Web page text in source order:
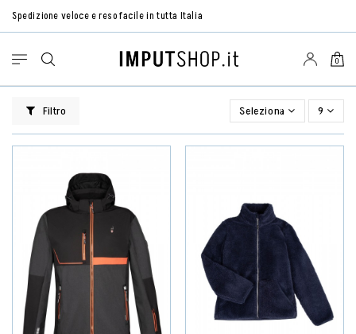
Spedizione veloce e reso facile in tutta Italia
0
Filtro Seleziona 9